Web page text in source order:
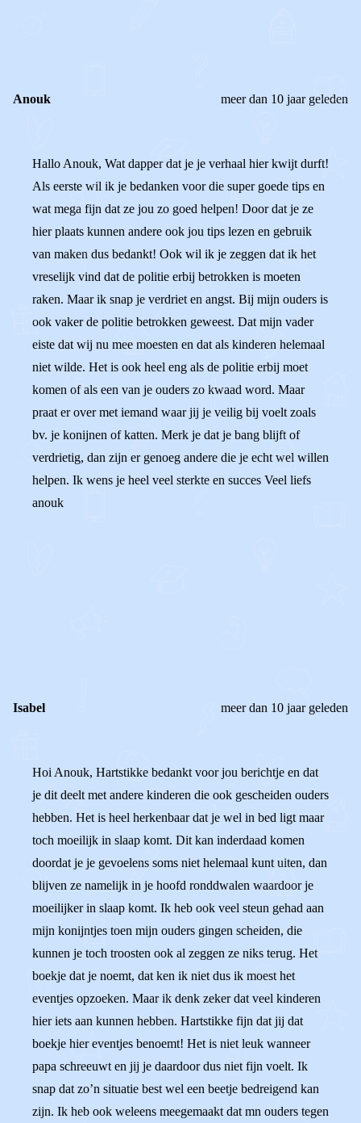
Anouk meer dan 10 jaar geleden
Hallo Anouk, Wat dapper dat je je verhaal hier kwijt durft!
Als eerste wil ik je bedanken voor die super goede tips en
wat mega fijn dat ze jou zo goed helpen! Door dat je ze
hier plaats kunnen andere ook jou tips lezen en gebruik
van maken dus bedankt! Ook wil ik je zeggen dat ik het
vreselijk vind dat de politie erbij betrokken is moeten
raken. Maar ik snap je verdriet en angst. Bij mijn ouders is
ook vaker de politie betrokken geweest. Dat mijn vader
eiste dat wij nu mee moesten en dat als kinderen helemaal
niet wilde. Het is ook heel eng als de politie erbij moet
komen of als een van je ouders zo kwaad word. Maar
praat er over met iemand waar jij je veilig bij voelt zoals
bv. je konijnen of katten. Merk je dat je bang blijft of
verdrietig, dan zijn er genoeg andere die je echt wel willen
helpen. Ik wens je heel veel sterkte en succes Veel liefs
anouk
Isabel meer dan 10 jaar geleden
Hoi Anouk, Hartstikke bedankt voor jou berichtje en dat
je dit deelt met andere kinderen die ook gescheiden ouders
hebben. Het is heel herkenbaar dat je wel in bed ligt maar
toch moeilijk in slaap komt. Dit kan inderdaad komen
doordat je je gevoelens soms niet helemaal kunt uiten, dan
blijven ze namelijk in je hoofd ronddwalen waardoor je
moeilijker in slaap komt. Ik heb ook veel steun gehad aan
mijn konijntjes toen mijn ouders gingen scheiden, die
kunnen je toch troosten ook al zeggen ze niks terug. Het
boekje dat je noemt, dat ken ik niet dus ik moest het
eventjes opzoeken. Maar ik denk zeker dat veel kinderen
hier iets aan kunnen hebben. Hartstikke fijn dat jij dat
boekje hier eventjes benoemt! Het is niet leuk wanneer
papa schreeuwt en jij je daardoor dus niet fijn voelt. Ik
snap dat zo’n situatie best wel een beetje bedreigend kan
zijn. Ik heb ook weleens meegemaakt dat mn ouders tegen